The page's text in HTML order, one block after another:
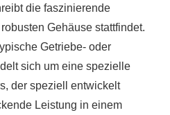
die faszinierende
Gehäuse stattfindet.
Getriebe- oder
sich um eine spezielle
der speziell entwickelt
Leistung in einem